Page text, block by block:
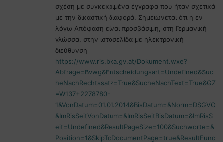
σχέση με συγκεκριμένα έγγραφα που ήταν σχετικά
με την δικαστική διαφορά. Σημειώνεται ότι η εν
λόγω Απόφαση είναι προσβάσιμη, στη Γερμανική
γλώσσα, στην ιστοσελίδα με ηλεκτρονική
διεύθυνση
https://www.ris.bka.gv.at/Dokument.wxe?
Abfrage=Bvwg&Entscheidungsart=Undefined&Suc
heNachRechtssatz=True&SucheNachText=True&GZ
=W137+2278780-
1&VonDatum=01.01.2014&BisDatum=&Norm=DSGVO
&ImRisSeitVonDatum=&ImRisSeitBisDatum=&ImRisS
eit=Undefined&ResultPageSize=100&Suchworte=&
Position=1&SkipToDocumentPage=true&ResultFunc